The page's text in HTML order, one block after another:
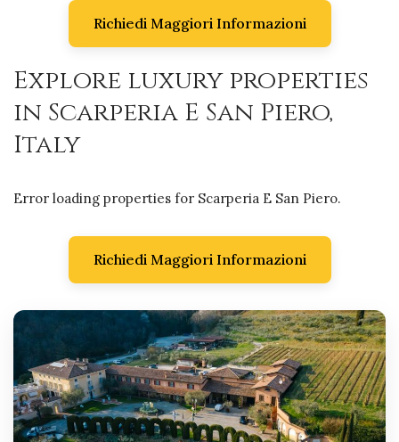
Richiedi Maggiori Informazioni
Explore luxury properties
in Scarperia E San Piero,
Italy
Error loading properties for Scarperia E San Piero.
Richiedi Maggiori Informazioni